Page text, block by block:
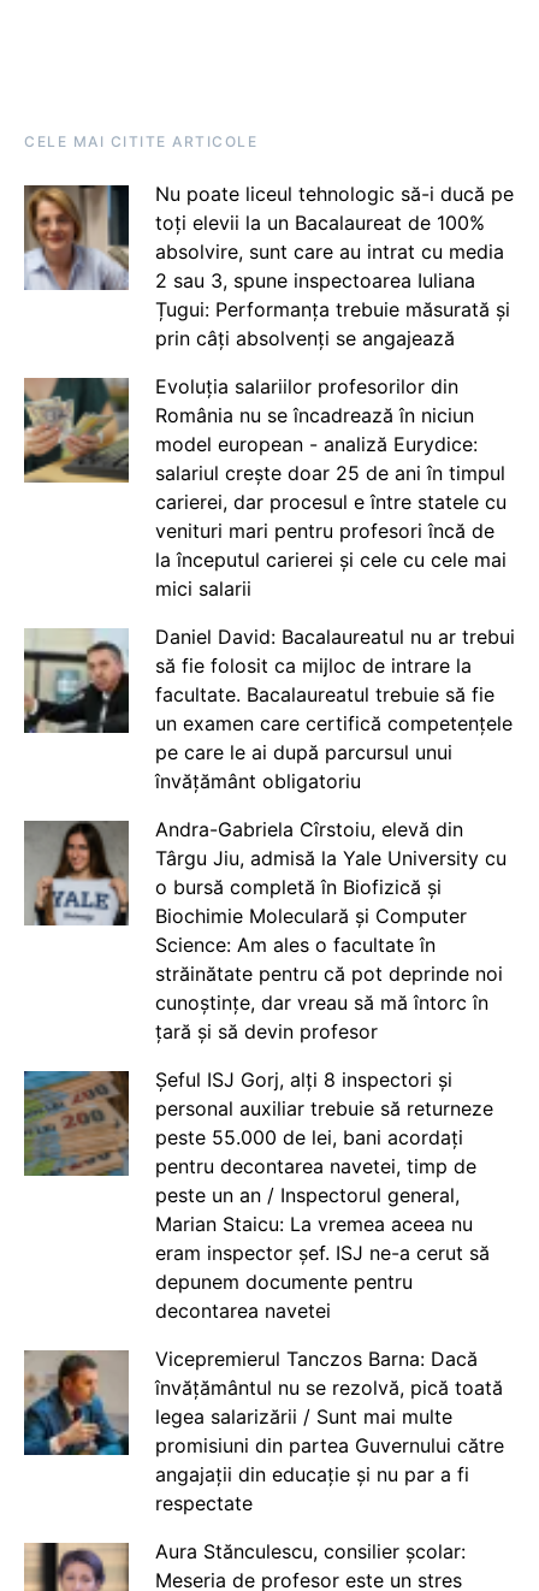
CELE MAI CITITE ARTICOLE
Nu poate liceul tehnologic să-i ducă pe
toți elevii la un Bacalaureat de 100%
absolvire, sunt care au intrat cu media
2 sau 3, spune inspectoarea Iuliana
Țugui: Performanța trebuie măsurată și
prin câți absolvenți se angajează
Evoluția salariilor profesorilor din
România nu se încadrează în niciun
model european - analiză Eurydice:
salariul crește doar 25 de ani în timpul
carierei, dar procesul e între statele cu
venituri mari pentru profesori încă de
la începutul carierei și cele cu cele mai
mici salarii
Daniel David: Bacalaureatul nu ar trebui
să fie folosit ca mijloc de intrare la
facultate. Bacalaureatul trebuie să fie
un examen care certifică competențele
pe care le ai după parcursul unui
învățământ obligatoriu
Andra-Gabriela Cîrstoiu, elevă din
Târgu Jiu, admisă la Yale University cu
o bursă completă în Biofizică și
Biochimie Moleculară și Computer
Science: Am ales o facultate în
străinătate pentru că pot deprinde noi
cunoștințe, dar vreau să mă întorc în
țară și să devin profesor
Șeful ISJ Gorj, alți 8 inspectori și
personal auxiliar trebuie să returneze
peste 55.000 de lei, bani acordați
pentru decontarea navetei, timp de
peste un an / Inspectorul general,
Marian Staicu: La vremea aceea nu
eram inspector șef. ISJ ne-a cerut să
depunem documente pentru
decontarea navetei
Vicepremierul Tanczos Barna: Dacă
învățământul nu se rezolvă, pică toată
legea salarizării / Sunt mai multe
promisiuni din partea Guvernului către
angajații din educație și nu par a fi
respectate
Aura Stănculescu, consilier școlar:
Meseria de profesor este un stres